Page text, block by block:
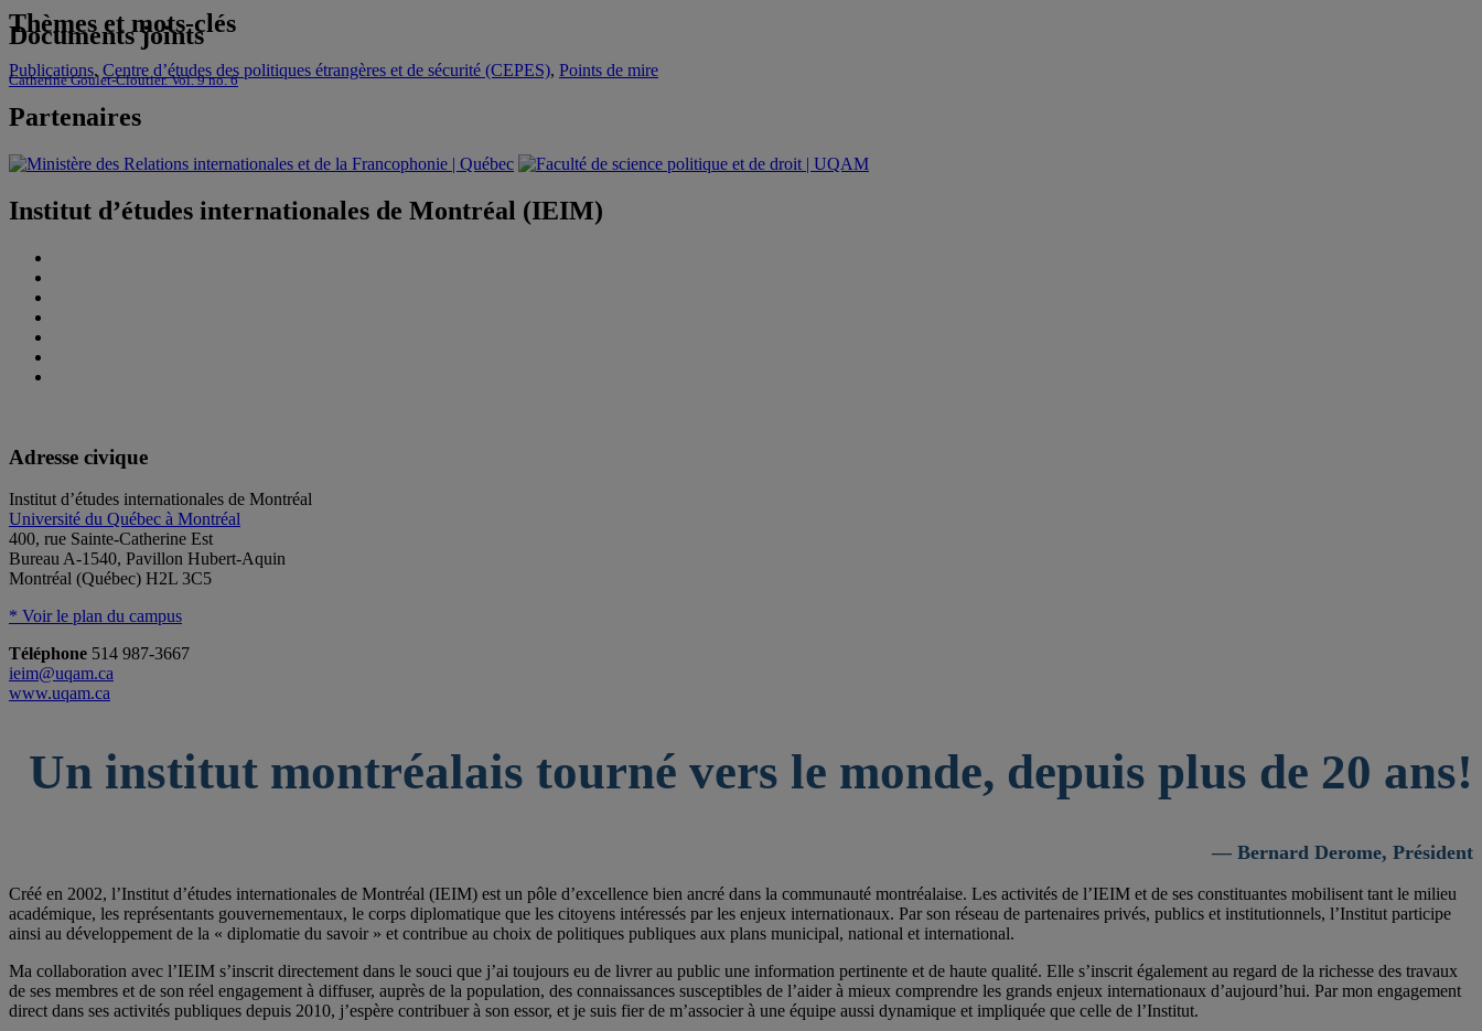
Documents joints
Catherine Goulet-Cloutier. Vol. 9 no. 6
Thèmes et mots-clés
Publications, Centre d’études des politiques étrangères et de sécurité (CEPES), Points de mire
Partenaires
Institut d’études internationales de Montréal (IEIM)
Adresse civique
Institut d’études internationales de Montréal
Université du Québec à Montréal
400, rue Sainte-Catherine Est
Bureau A-1540, Pavillon Hubert-Aquin
Montréal (Québec) H2L 3C5
* Voir le plan du campus
Téléphone 514 987-3667
ieim@uqam.ca
www.uqam.ca
Un institut montréalais tourné vers le monde, depuis plus de 20 ans!
— Bernard Derome, Président
Créé en 2002, l’Institut d’études internationales de Montréal (IEIM) est un pôle d’excellence bien ancré dans la communauté montréalaise. Les activités de l’IEIM et de ses constituantes mobilisent tant le milieu
académique, les représentants gouvernementaux, le corps diplomatique que les citoyens intéressés par les enjeux internationaux. Par son réseau de partenaires privés, publics et institutionnels, l’Institut participe
ainsi au développement de la « diplomatie du savoir » et contribue au choix de politiques publiques aux plans municipal, national et international.
Ma collaboration avec l’IEIM s’inscrit directement dans le souci que j’ai toujours eu de livrer au public une information pertinente et de haute qualité. Elle s’inscrit également au regard de la richesse des travaux
de ses membres et de son réel engagement à diffuser, auprès de la population, des connaissances susceptibles de l’aider à mieux comprendre les grands enjeux internationaux d’aujourd’hui. Par mon engagement
direct dans ses activités publiques depuis 2010, j’espère contribuer à son essor, et je suis fier de m’associer à une équipe aussi dynamique et impliquée que celle de l’Institut.